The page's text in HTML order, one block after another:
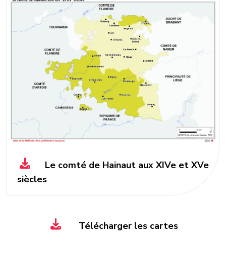
Le comté de Hainaut aux XIVe et XVe
siècles
Télécharger les cartes